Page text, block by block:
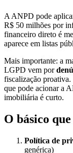
A ANPD pode
R$ 50 milhões por
financeiro direto é
aparece em listas
Mais importante: a
LGPD vem por
fiscalização
que pode acionar a
imobiliária é curto.
O básico
Política de
genérica)